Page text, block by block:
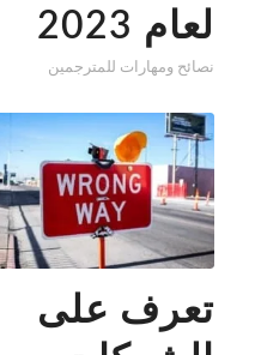
لعام 2023
نصائح ومهارات للمترجمين
تعرف على